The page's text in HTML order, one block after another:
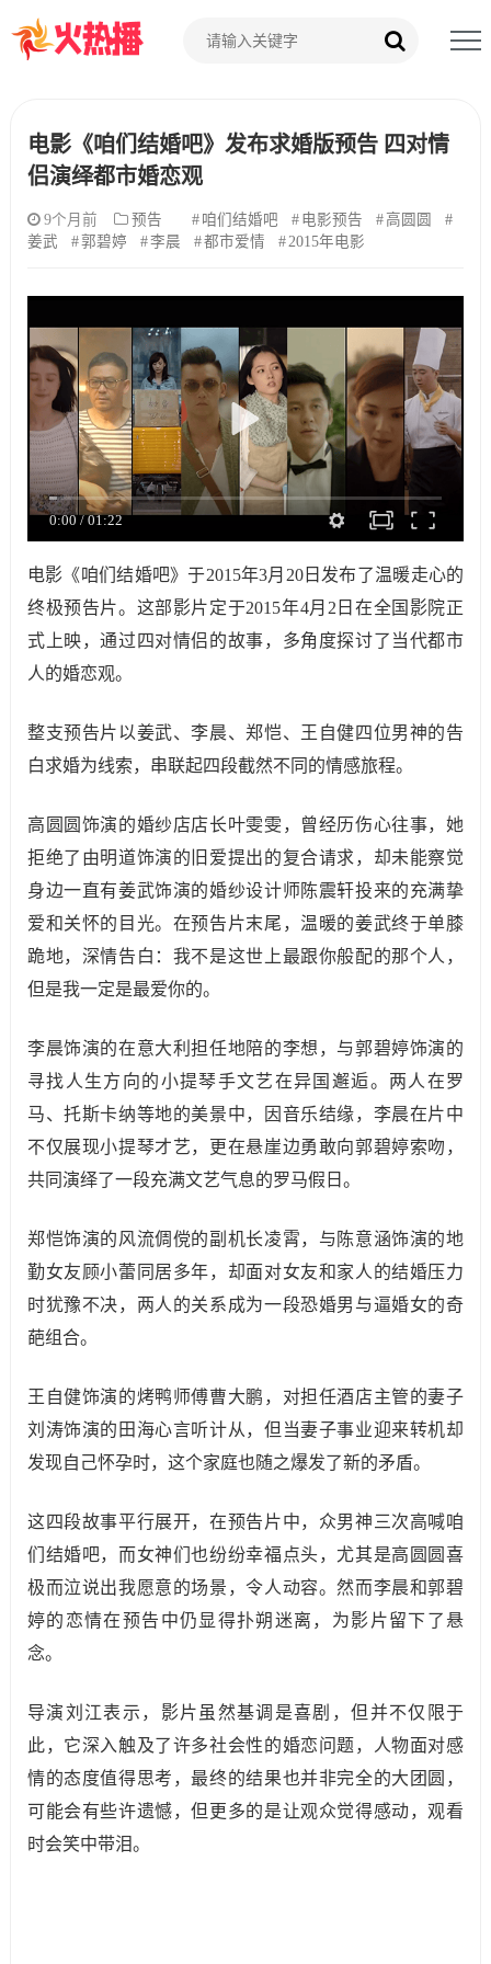
电影《咱们结婚吧》发布求婚版预告 四对情
侣演绎都市婚恋观
9个月前 预告 咱们结婚吧 电影预告
高圆圆
姜武
郭碧婷 李晨 都市爱情 2015年电影
0:00/01:22
电影《咱们结婚吧》于2015年3月20日发布了温暖走心的
终极预告片。这部影片定于2015年4月2日在全国影院正
式上映，通过四对情侣的故事，多角度探讨了当代都市
人的婚恋观。
整支预告片以姜武、李晨、郑恺、王自健四位男神的告
白求婚为线索，串联起四段截然不同的情感旅程。
高圆圆饰演的婚纱店店长叶雯雯，曾经历伤心往事，她
拒绝了由明道饰演的旧爱提出的复合请求，却未能察觉
身边一直有姜武饰演的婚纱设计师陈震轩投来的充满挚
爱和关怀的目光。在预告片末尾，温暖的姜武终于单膝
跪地，深情告白：我不是这世上最跟你般配的那个人，
但是我一定是最爱你的。
李晨饰演的在意大利担任地陪的李想，与郭碧婷饰演的
寻找人生方向的小提琴手文艺在异国邂逅。两人在罗
马、托斯卡纳等地的美景中，因音乐结缘，李晨在片中
不仅展现小提琴才艺，更在悬崖边勇敢向郭碧婷索吻，
共同演绎了一段充满文艺气息的罗马假日。
郑恺饰演的风流倜傥的副机长凌霄，与陈意涵饰演的地
勤女友顾小蕾同居多年，却面对女友和家人的结婚压力
时犹豫不决，两人的关系成为一段恐婚男与逼婚女的奇
葩组合。
王自健饰演的烤鸭师傅曹大鹏，对担任酒店主管的妻子
刘涛饰演的田海心言听计从，但当妻子事业迎来转机却
发现自己怀孕时，这个家庭也随之爆发了新的矛盾。
这四段故事平行展开，在预告片中，众男神三次高喊咱
们结婚吧，而女神们也纷纷幸福点头，尤其是高圆圆喜
极而泣说出我愿意的场景，令人动容。然而李晨和郭碧
婷的恋情在预告中仍显得扑朔迷离，为影片留下了悬
念。
导演刘江表示，影片虽然基调是喜剧，但并不仅限于
此，它深入触及了许多社会性的婚恋问题，人物面对感
情的态度值得思考，最终的结果也并非完全的大团圆，
可能会有些许遗憾，但更多的是让观众觉得感动，观看
时会笑中带泪。